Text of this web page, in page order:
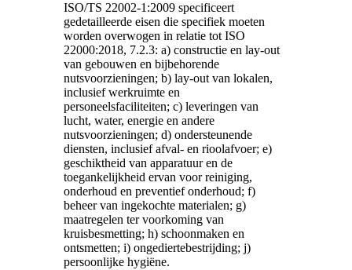
ISO/TS 22002-1:2009 specificeert
gedetailleerde eisen die specifiek moeten
worden overwogen in relatie tot ISO
22000:2018, 7.2.3: a) constructie en lay-out
van gebouwen en bijbehorende
nutsvoorzieningen; b) lay-out van lokalen,
inclusief werkruimte en
personeelsfaciliteiten; c) leveringen van
lucht, water, energie en andere
nutsvoorzieningen; d) ondersteunende
diensten, inclusief afval- en rioolafvoer; e)
geschiktheid van apparatuur en de
toegankelijkheid ervan voor reiniging,
onderhoud en preventief onderhoud; f)
beheer van ingekochte materialen; g)
maatregelen ter voorkoming van
kruisbesmetting; h) schoonmaken en
ontsmetten; i) ongediertebestrijding; j)
persoonlijke hygiëne.